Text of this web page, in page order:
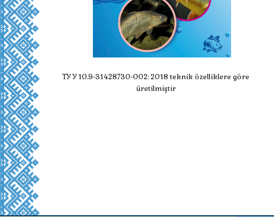
ТУ У 10.9-31428730-002: 2018 teknik özelliklere göre
üretilmiştir